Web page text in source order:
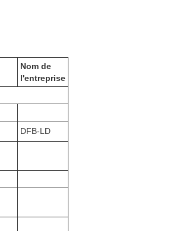
Nom de
l'entreprise
DFB-LD